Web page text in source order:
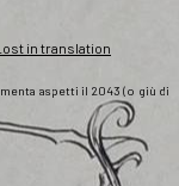
in translation
aspetti il 2043 (o giù di